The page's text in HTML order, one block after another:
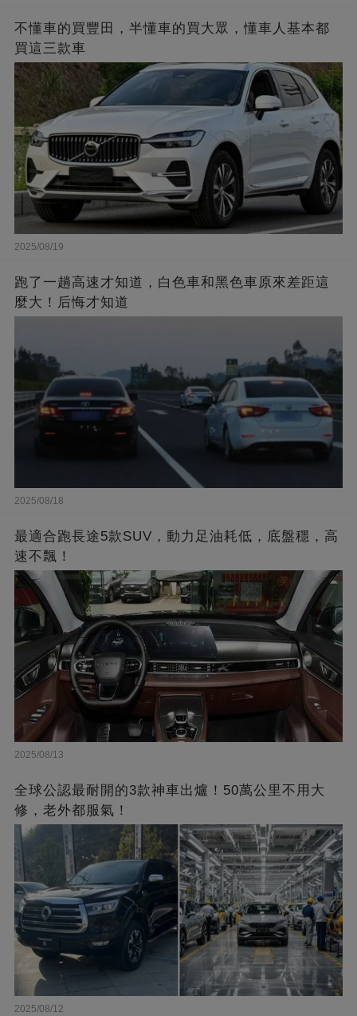
不懂車的買豐田，半懂車的買大眾，懂車人基本都
買這三款車
2025/08/19
跑了一趟高速才知道，白色車和黑色車原來差距這
麼大！后悔才知道
2025/08/18
最適合跑長途5款SUV，動力足油耗低，底盤穩，高
速不飄！
2025/08/13
全球公認最耐開的3款神車出爐！50萬公里不用大
修，老外都服氣！
2025/08/12